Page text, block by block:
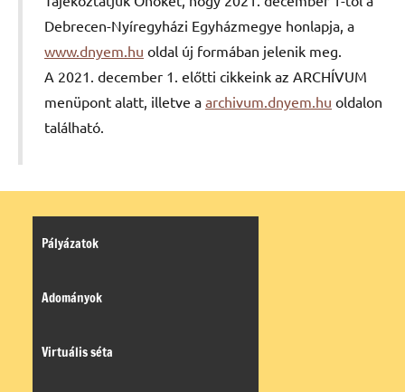
Debrecen-Nyíregyházi Egyházmegye honlapja, a
www.dnyem.hu oldal új formában jelenik meg.
A 2021. december 1. előtti cikkeink az ARCHÍVUM
menüpont alatt, illetve a archivum.dnyem.hu oldalon
található.
Pályázatok
Adományok
Virtuális séta